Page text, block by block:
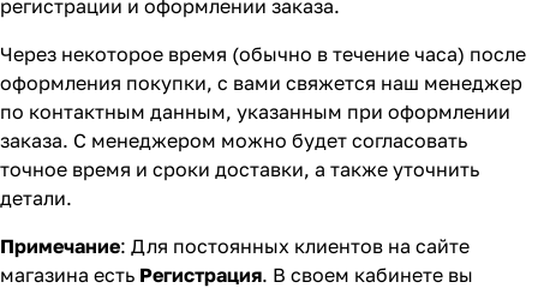
регистрации и оформлении заказа.
Через некоторое время (обычно в течение часа) после
оформления покупки, с вами свяжется наш менеджер
по контактным данным, указанным при оформлении
заказа. С менеджером можно будет согласовать
точное время и сроки доставки, а также уточнить
детали.
Примечание: Для постоянных клиентов на сайте
магазина есть Регистрация. В своем кабинете вы